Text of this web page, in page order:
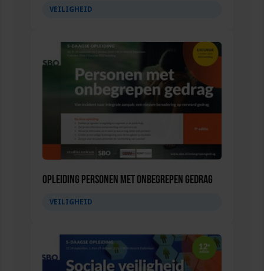
VEILIGHEID
Opleiding Personen met onbegrepen gedrag
VEILIGHEID